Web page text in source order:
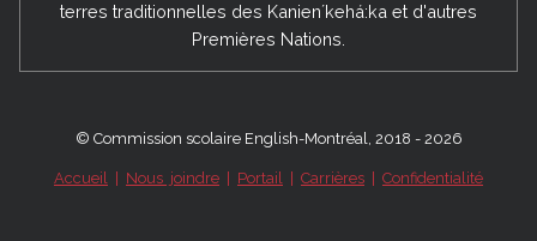
terres traditionnelles des Kanienʼkehá:ka et d'autres
Premières Nations.
© Commission scolaire English-Montréal, 2018 - 2026
Accueil | Nous joindre | Portail | Carrières | Confidentialité